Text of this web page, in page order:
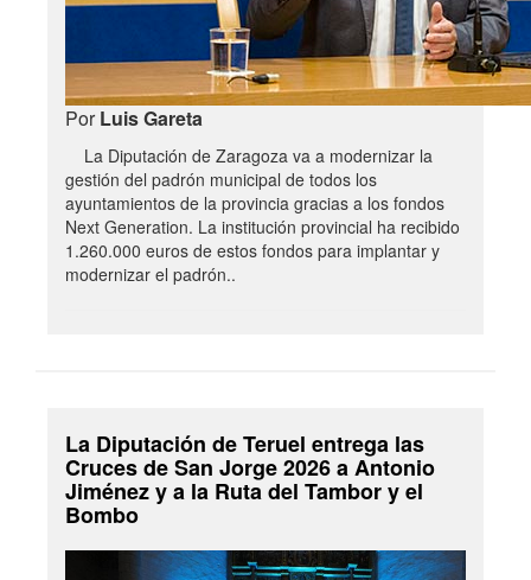
PorLuis Gareta
La Diputación de Zaragoza va a modernizar la
gestión del padrón municipal de todos los
ayuntamientos de la provincia gracias a los fondos
Next Generation. La institución provincial ha recibido
1.260.000 euros de estos fondos para implantar y
modernizar el padrón..
La Diputación de Teruel entrega las
Cruces de San Jorge 2026 a Antonio
Jiménez y a la Ruta del Tambor y el
Bombo